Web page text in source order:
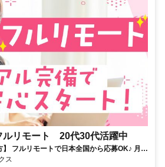
リモート 20代30代活躍中
】 フルリモートで日本全国から応募OK♪ 月稼
ス